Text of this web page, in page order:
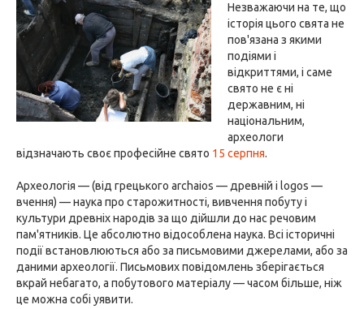
Незважаючи на те, що
історія цього свята не
пов'язана з якими
подіями і
відкриттями, і саме
свято не є ні
державним, ні
національним,
археологи
відзначають своє професійне свято 15 серпня.
Археологія — (від грецького archaios — древній і logos —
вчення) — наука про старожитності, вивчення побуту і
культури древніх народів за що дійшли до нас речовим
пам'ятників. Це абсолютно відособлена наука. Всі історичні
події встановлюються або за письмовими джерелами, або за
даними археології. Письмових повідомлень зберігається
вкрай небагато, а побутового матеріалу — часом більше, ніж
це можна собі уявити.